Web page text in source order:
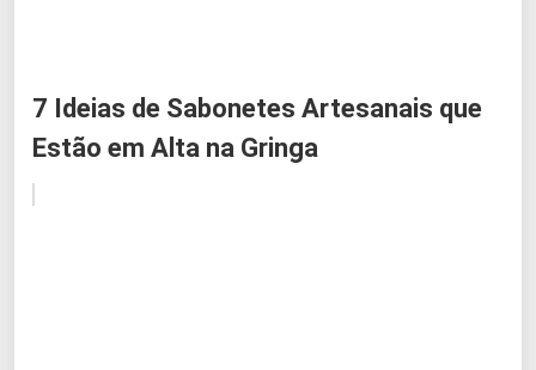
7 Ideias de Sabonetes Artesanais que
Estão em Alta na Gringa